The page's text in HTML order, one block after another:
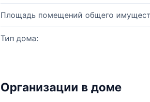
Площадь помещений общего
Тип дома:
Организации в доме